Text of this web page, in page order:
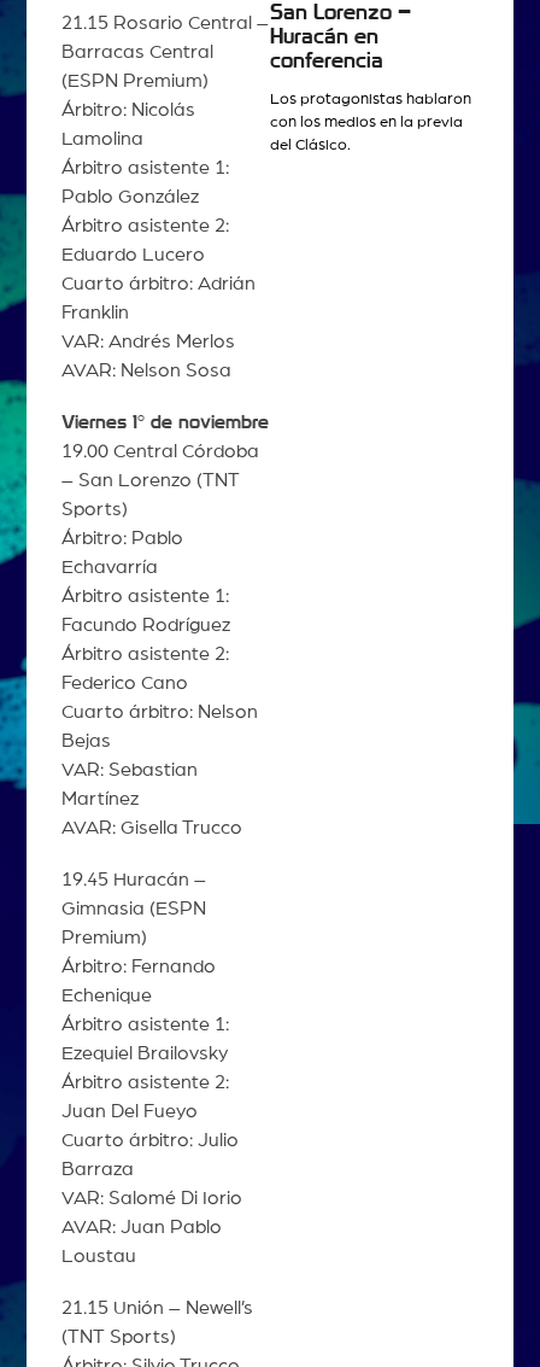
21.15 Rosario Central –
Barracas Central
(ESPN Premium)
Árbitro: Nicolás
Lamolina
Árbitro asistente 1:
Pablo González
Árbitro asistente 2:
Eduardo Lucero
Cuarto árbitro: Adrián
Franklin
VAR: Andrés Merlos
AVAR: Nelson Sosa
Viernes 1° de noviembre
19.00 Central Córdoba
– San Lorenzo (TNT
Sports)
Árbitro: Pablo
Echavarría
Árbitro asistente 1:
Facundo Rodríguez
Árbitro asistente 2:
Federico Cano
Cuarto árbitro: Nelson
Bejas
VAR: Sebastian
Martínez
AVAR: Gisella Trucco
19.45 Huracán –
Gimnasia (ESPN
Premium)
Árbitro: Fernando
Echenique
Árbitro asistente 1:
Ezequiel Brailovsky
Árbitro asistente 2:
Juan Del Fueyo
Cuarto árbitro: Julio
Barraza
VAR: Salomé Di Iorio
AVAR: Juan Pablo
Loustau
21.15 Unión – Newell’s
(TNT Sports)
San Lorenzo –
Huracán en
conferencia
Los protagonistas hablaron
con los medios en la previa
del Clásico.